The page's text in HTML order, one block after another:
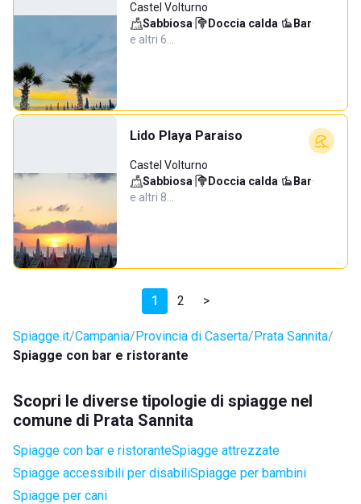
Castel Volturno
Sabbiosa· Doccia calda· Bar·
e altri 6…
Lido Playa Paraiso
Castel Volturno
Sabbiosa· Doccia calda· Bar·
e altri 8…
1 2 >
Spiagge.it Campania Provincia di Caserta Prata Sannita
Spiagge con bar e ristorante
Scopri le diverse tipologie di spiagge nel
comune di Prata Sannita
Spiagge con bar e ristoranteSpiagge attrezzate
Spiagge accessibili per disabiliSpiagge per bambini
Spiagge per cani